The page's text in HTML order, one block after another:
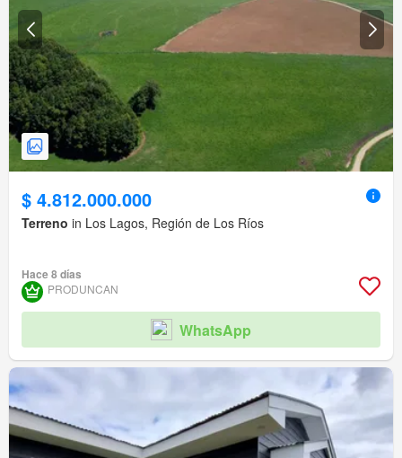
$ 4.812.000.000
Terreno in Los Lagos, Región de Los Ríos
Hace 8 días
PRODUNCAN
WhatsApp